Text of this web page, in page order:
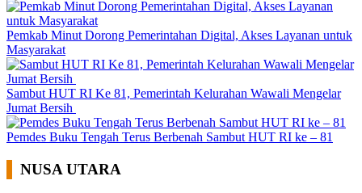
Pemkab Minut Dorong Pemerintahan Digital, Akses Layanan untuk
Masyarakat
Sambut HUT RI Ke 81, Pemerintah Kelurahan Wawali Mengelar
Jumat Bersih
Pemdes Buku Tengah Terus Berbenah Sambut HUT RI ke – 81
NUSA UTARA